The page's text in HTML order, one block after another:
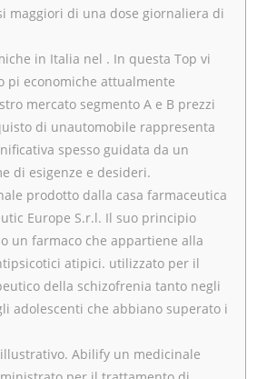
maggiori di una dose giornaliera di
in Italia nel . In questa Top vi
pi economiche attualmente
mercato segmento A e B prezzi
di unautomobile rappresenta
spesso guidata da un
di esigenze e desideri.
prodotto dalla casa farmaceutica
Europe S.r.l. Il suo principio
un farmaco che appartiene alla
atipici. utilizzato per il
della schizofrenia tanto negli
adolescenti che abbiano superato i
Abilify un medicinale